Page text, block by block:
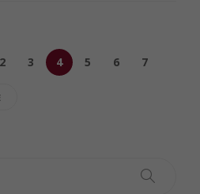
2 3 4 5 6 7